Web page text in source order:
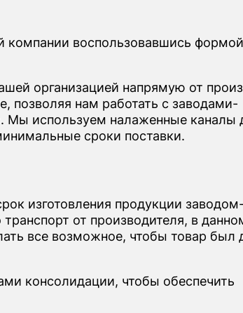
компании воспользовавшись
организацией напрямую от
позволяя нам работать с заводами-
Мы используем налаженные каналы
сроки поставки.
изготовления продукции заводом-
от производителя, в
все возможное, чтобы товар был
консолидации, чтобы обеспечить